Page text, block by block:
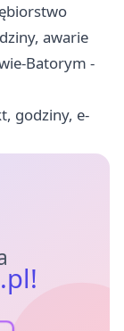
awarie
Batorym -
godziny, e-